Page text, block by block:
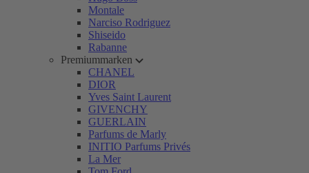
Montale
Narciso Rodriguez
Shiseido
Rabanne
Premiummarken
CHANEL
DIOR
Yves Saint Laurent
GIVENCHY
GUERLAIN
Parfums de Marly
INITIO Parfums Privés
La Mer